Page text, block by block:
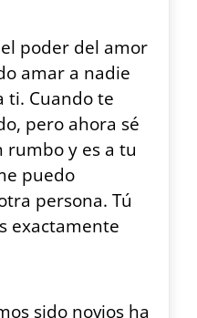
poder del amor
amar a nadie
ti. Cuando te
pero ahora sé
rumbo y es a tu
puedo
persona. Tú
exactamente
sido novios ha